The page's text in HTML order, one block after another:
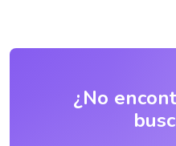
¿No